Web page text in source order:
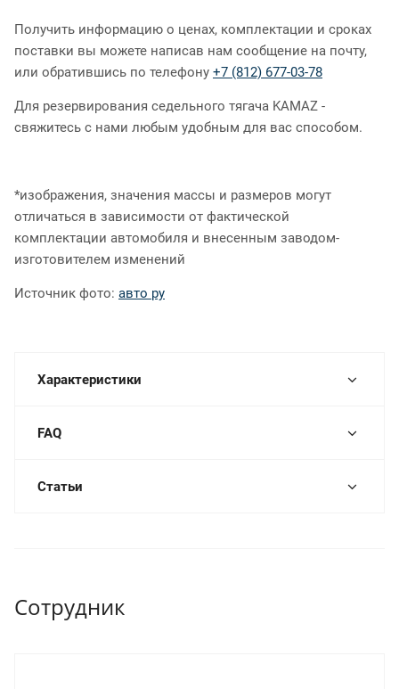
Получить информацию о ценах, комплектации и сроках
поставки вы можете написав нам сообщение на почту,
или обратившись по телефону +7 (812) 677-03-78
Для резервирования седельного тягача KAMAZ -
свяжитесь с нами любым удобным для вас способом.
*изображения, значения массы и размеров могут
отличаться в зависимости от фактической
комплектации автомобиля и внесенным заводом-
изготовителем изменений
Источник фото: авто ру
Характеристики
FAQ
Статьи
Сотрудник